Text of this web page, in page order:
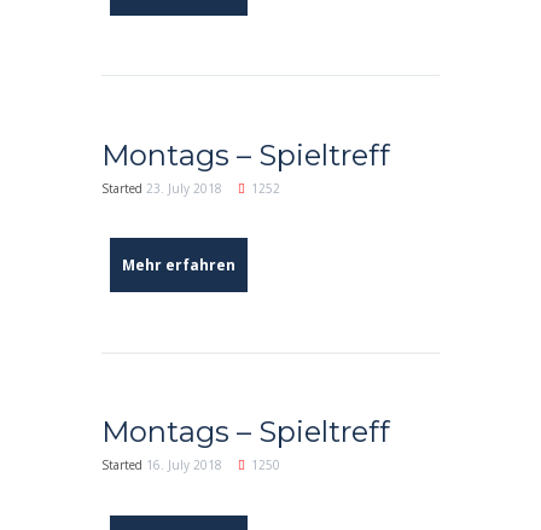
Montags – Spieltreff
Started 23. July 2018 1252
Mehr erfahren
Montags – Spieltreff
Started 16. July 2018 1250